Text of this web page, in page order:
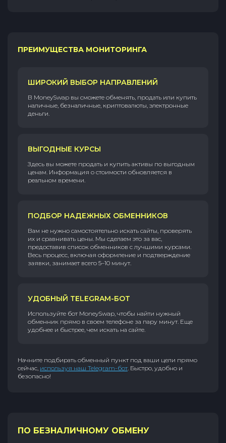
ПРЕИМУЩЕСТВА МОНИТОРИНГА
ШИРОКИЙ ВЫБОР НАПРАВЛЕНИЙ
В MoneySwap вы сможете обменять, продать или купить
наличные, безналичные, криптовалюты, электронные
деньги.
ВЫГОДНЫЕ КУРСЫ
Здесь вы можете продать и купить активы по выгодным
ценам. Информация о стоимости обновляется в
реальном времени.
ПОДБОР НАДЕЖНЫХ ОБМЕННИКОВ
Вам не нужно самостоятельно искать сайты, проверять
их и сравнивать цены. Мы сделаем это за вас,
предоставив список обменников с лучшими курсами.
Весь процесс, включая оформление и подтверждение
заявки, занимает всего 5–10 минут.
УДОБНЫЙ TELEGRAM-БОТ
Используйте бот MoneySwap, чтобы найти нужный
обменник прямо в своем телефоне за пару минут. Еще
удобнее и быстрее, чем искать на сайте.
Начните подбирать обменный пункт под ваши цели прямо
сейчас, используя наш Telegram-бот. Быстро, удобно и
безопасно!
ПО БЕЗНАЛИЧНОМУ ОБМЕНУ